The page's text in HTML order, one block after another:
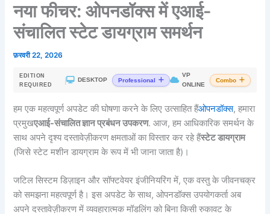
नया फीचर: ओपनडॉक्स में एआई-
संचालित स्टेट डायग्राम समर्थन
फ़रवरी 22, 2026
EDITION
REQUIRED
DESKTOP Professional
VP
ONLINE
Combo
हम एक महत्वपूर्ण अपडेट की घोषणा करने के लिए उत्साहित हैंओपनडॉक्स, हमारा
प्रमुखएआई-संचालित ज्ञान प्रबंधन उपकरण. आज, हम आधिकारिक समर्थन के
साथ अपने दृश्य दस्तावेज़ीकरण क्षमताओं का विस्तार कर रहे हैंस्टेट डायग्राम
(जिसे स्टेट मशीन डायग्राम के रूप में भी जाना जाता है)।
जटिल सिस्टम डिज़ाइन और सॉफ्टवेयर इंजीनियरिंग में, एक वस्तु के जीवनचक्र
को समझना महत्वपूर्ण है। इस अपडेट के साथ, ओपनडॉक्स उपयोगकर्ता अब
अपने दस्तावेज़ीकरण में व्यवहारात्मक मॉडलिंग को बिना किसी रुकावट के